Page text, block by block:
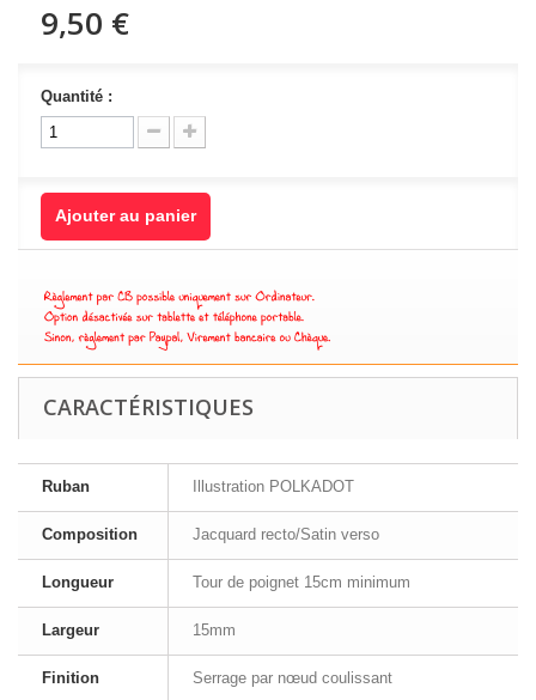
9,50 €
Quantité :
Ajouter au panier
CARACTÉRISTIQUES
Ruban Illustration POLKADOT
Composition Jacquard recto/Satin verso
Longueur Tour de poignet 15cm minimum
Largeur 15mm
Finition Serrage par nœud coulissant